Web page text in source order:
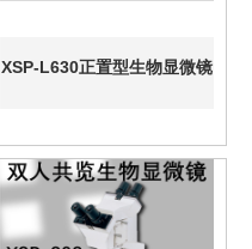
XSP-L630正置型生物显微镜